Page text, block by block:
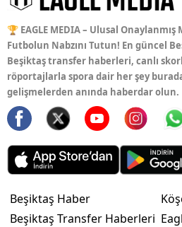
🏆 EAGLE MEDIA – Ulusal
Futbolun Nabzını Tutun! En güncel
Beşiktaş transfer haberleri, canlı
röportajlarla spora dair her şey
gelişmelerden anında haberdar olun.
Beşiktaş Haber
Beşiktaş Transfer Haberleri